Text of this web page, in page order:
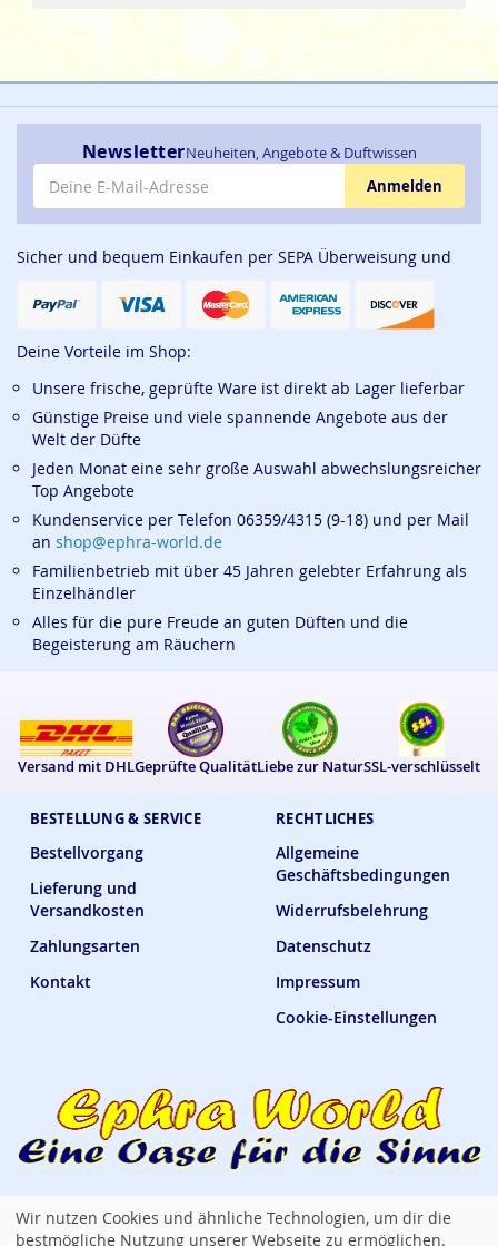
BESTELLUNG & SERVICE
Bestellvorgang
Lieferung und
Versandkosten
Zahlungsarten
Kontakt
RECHTLICHES
Allgemeine
Geschäftsbedingungen
Widerrufsbelehrung
Datenschutz
Impressum
Cookie-Einstellungen
NewsletterNeuheiten, Angebote & Duftwissen
E-Mail-Adresse
Anmelden
Sicher und bequem Einkaufen per SEPA Überweisung und
Deine Vorteile im Shop:
Unsere frische, geprüfte Ware ist direkt ab Lager lieferbar
Günstige Preise und viele spannende Angebote aus der
Welt der Düfte
Jeden Monat eine sehr große Auswahl abwechslungsreicher
Top Angebote
Kundenservice per Telefon 06359/4315 (9-18) und per Mail
an shop@ephra-world.de
Familienbetrieb mit über 45 Jahren gelebter Erfahrung als
Einzelhändler
Alles für die pure Freude an guten Düften und die
Begeisterung am Räuchern
Versand mit DHLGeprüfte QualitätLiebe zur NaturSSL-verschlüsselt
Ephra World Shop —verbindet · versorgt · verwöhnt
Wir nutzen Cookies und ähnliche Technologien, um dir die
bestmögliche Nutzung unserer Webseite zu ermöglichen.